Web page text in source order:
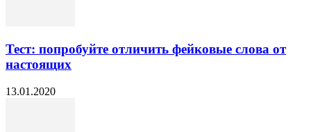
Тест: попробуйте отличить фейковые слова от
настоящих
13.01.2020